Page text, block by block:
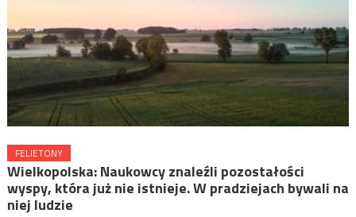
FELIETONY
Wielkopolska: Naukowcy znaleźli pozostałości
wyspy, która już nie istnieje. W pradziejach bywali na
niej ludzie